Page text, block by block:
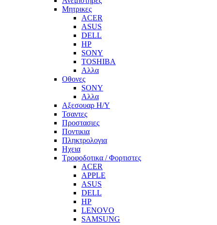
Μητρικες
ACER
ASUS
DELL
HP
SONY
TOSHIBA
Αλλα
Οθονες
SONY
Αλλα
Αξεσουαρ Η/Υ
Τσαντες
Προστασιες
Ποντικια
Πληκτρολογια
Ηχεια
Τροφοδοτικα / Φορτιστες
ACER
APPLE
ASUS
DELL
HP
LENOVO
SAMSUNG